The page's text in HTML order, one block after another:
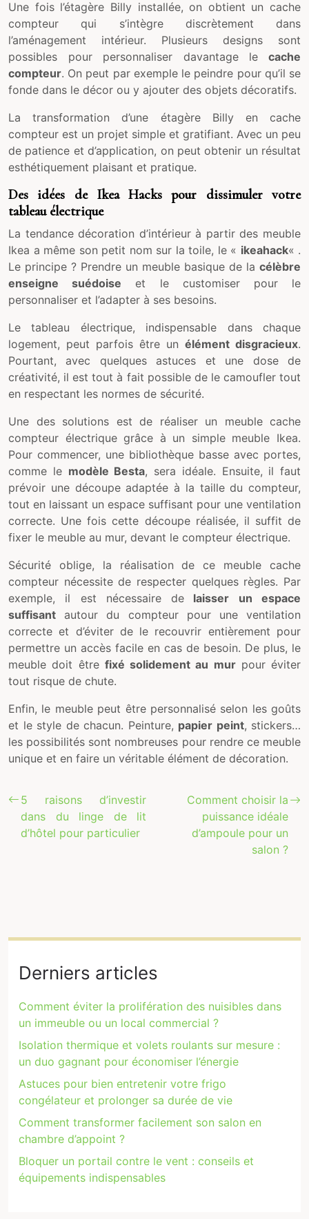
Une fois l’étagère Billy installée, on obtient un cache
compteur qui s’intègre discrètement dans
l’aménagement intérieur. Plusieurs designs sont
possibles pour personnaliser davantage le cache
compteur. On peut par exemple le peindre pour qu’il se
fonde dans le décor ou y ajouter des objets décoratifs.
La transformation d’une étagère Billy en cache
compteur est un projet simple et gratifiant. Avec un peu
de patience et d’application, on peut obtenir un résultat
esthétiquement plaisant et pratique.
Des idées de Ikea Hacks pour dissimuler votre
tableau électrique
La tendance décoration d’intérieur à partir des meuble
Ikea a même son petit nom sur la toile, le « ikeahack« .
Le principe ? Prendre un meuble basique de la célèbre
enseigne suédoise et le customiser pour le
personnaliser et l’adapter à ses besoins.
Le tableau électrique, indispensable dans chaque
logement, peut parfois être un élément disgracieux.
Pourtant, avec quelques astuces et une dose de
créativité, il est tout à fait possible de le camoufler tout
en respectant les normes de sécurité.
Une des solutions est de réaliser un meuble cache
compteur électrique grâce à un simple meuble Ikea.
Pour commencer, une bibliothèque basse avec portes,
comme le modèle Besta, sera idéale. Ensuite, il faut
prévoir une découpe adaptée à la taille du compteur,
tout en laissant un espace suffisant pour une ventilation
correcte. Une fois cette découpe réalisée, il suffit de
fixer le meuble au mur, devant le compteur électrique.
Sécurité oblige, la réalisation de ce meuble cache
compteur nécessite de respecter quelques règles. Par
exemple, il est nécessaire de laisser un espace
suffisant autour du compteur pour une ventilation
correcte et d’éviter de le recouvrir entièrement pour
permettre un accès facile en cas de besoin. De plus, le
meuble doit être fixé solidement au murpour éviter
tout risque de chute.
Enfin, le meuble peut être personnalisé selon les goûts
et le style de chacun. Peinture, papier peint, stickers…
les possibilités sont nombreuses pour rendre ce meuble
unique et en faire un véritable élément de décoration.
5 raisons d’investir
dans du linge de lit
d’hôtel pour particulier
Comment choisir la
puissance idéale
d’ampoule pour un
salon ?
Derniers articles
Comment éviter la prolifération des nuisibles dans
un immeuble ou un local commercial ?
Isolation thermique et volets roulants sur mesure :
un duo gagnant pour économiser l’énergie
Astuces pour bien entretenir votre frigo
congélateur et prolonger sa durée de vie
Comment transformer facilement son salon en
chambre d’appoint ?
Bloquer un portail contre le vent : conseils et
équipements indispensables